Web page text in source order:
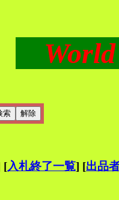
World
[入札終了一覧] [出品